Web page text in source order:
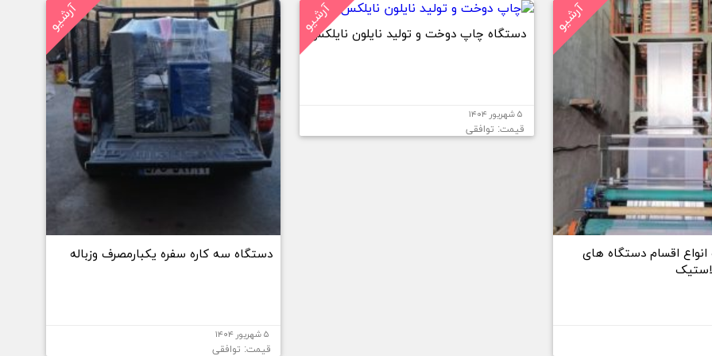
آرشیو
اقسام دستگاه های
آرشیو
دستگاه چاپ دوخت و تولید نایلون نایلکس
۵ شهریور ۱۴۰۴
قیمت: توافقی
آرشیو
دستگاه سه کاره سفره یکبارمصرف وزباله
۵ شهریور ۱۴۰۴
قیمت: توافقی